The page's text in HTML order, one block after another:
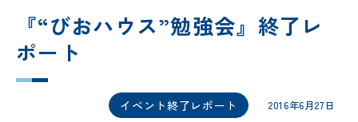
『“びおハウス”勉強会』終了レ
ポート
イベント終了レポート 2016年6月27日